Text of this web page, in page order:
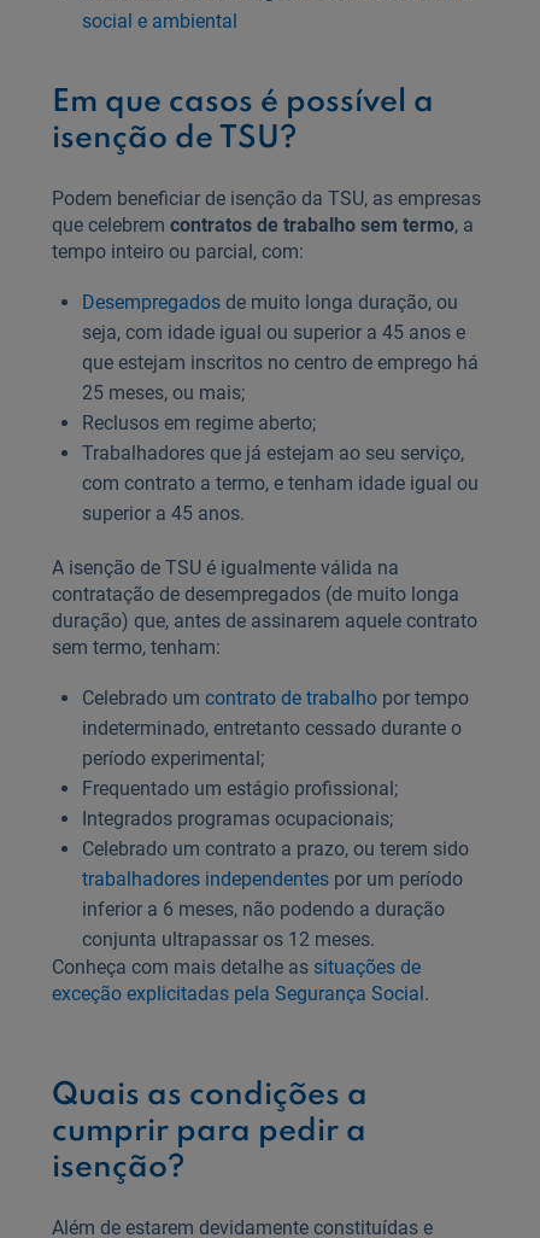
social e ambiental
Em que casos é possível a
isenção de TSU?
Podem beneficiar de isenção da TSU, as empresas
que celebrem contratos de trabalho sem termo, a
tempo inteiro ou parcial, com:
Desempregadosde muito longa duração, ou
seja, com idade igual ou superior a 45 anos e
que estejam inscritos no centro de emprego há
25 meses, ou mais;
Reclusos em regime aberto;
Trabalhadores que já estejam ao seu serviço,
com contrato a termo, e tenham idade igual ou
superior a 45 anos.
A isenção de TSU é igualmente válida na
contratação de desempregados (de muito longa
duração) que, antes de assinarem aquele contrato
sem termo, tenham:
Celebrado um contrato de trabalhopor tempo
indeterminado, entretanto cessado durante o
período experimental;
Frequentado um estágio profissional;
Integrados programas ocupacionais;
Celebrado um contrato a prazo, ou terem sido
trabalhadores independentespor um período
inferior a 6 meses, não podendo a duração
conjunta ultrapassar os 12 meses.
Conheça com mais detalhe as situações de
exceção explicitadas pela Segurança Social.
Quais as condições a
cumprir para pedir a
isenção?
Além de estarem devidamente constituídas e